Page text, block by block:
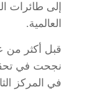
إلى طائرات
العالمية.
قبل أكثر من
في المركز